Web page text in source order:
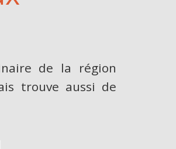
de la région
trouve aussi de